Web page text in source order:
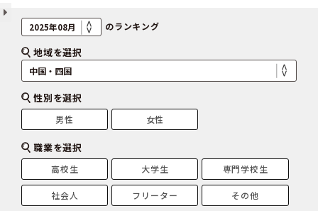
のランキング
地域を選択
性別を選択
男性 女性
職業を選択
高校生 大学生 専門学校生
社会人 フリーター その他